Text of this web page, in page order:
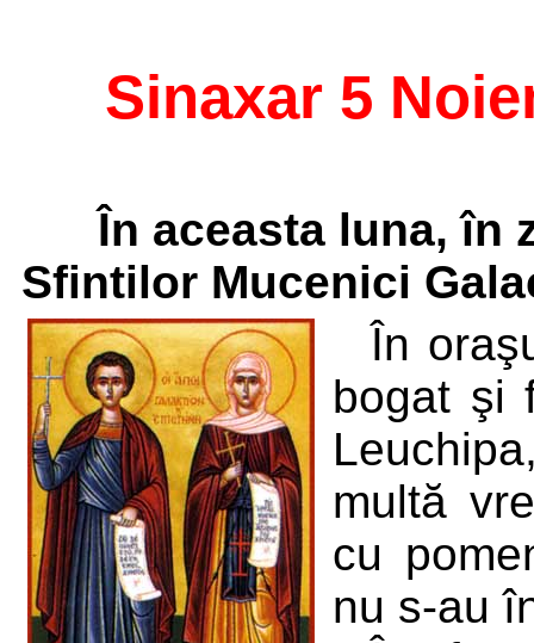
Sinaxar 5
În aceasta luna, în
Sfintilor Mucenici
În
bogat şi
multă
cu
nu s-au